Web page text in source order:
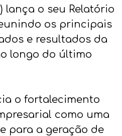
lança o seu Relatório
os principais
e resultados da
longo do último
o fortalecimento
como uma
para a geração de